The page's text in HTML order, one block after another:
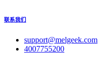
联系我们
support@melgeek.com
4007755200